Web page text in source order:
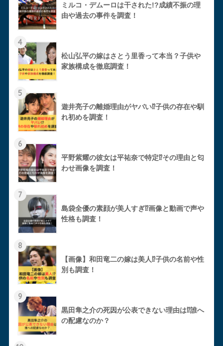
ミルコ・デムーロは干された!?成績不振の理
由や過去の事件を調査！
4
松山弘平の嫁はさとう里香って本当？子供や
家族構成を徹底調査！
5
遊井亮子の離婚理由がヤバい⁉︎子供の存在や馴
れ初めを調査！
6
平野紫耀の彼女は平祐奈で特定⁉︎その理由と匂
わせ画像を調査！
7
島袋全優の素顔が美人すぎ⁉︎画像と動画で声や
性格も調査！
8
【画像】和田竜二の嫁は美人⁉︎子供の名前や性
別も調査！
9
黒田隼之介の死因が公表できない理由は⁉︎誰へ
の配慮なのか？